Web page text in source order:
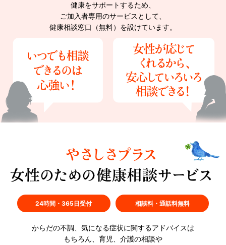
健康をサポートするため、
ご加入者専用のサービスとして、
健康相談窓口（無料）を設けています。
24時間・365日受付 相談料・通話料無料
からだの不調、気になる症状に関するアドバイスは
もちろん、 育児、介護の相談や